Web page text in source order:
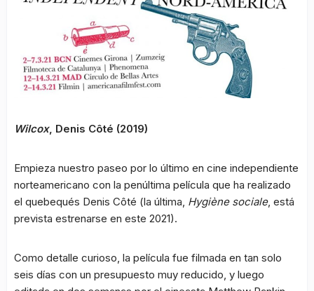
Wilcox, Denis Côté (2019)
Empieza nuestro paseo por lo último en cine independiente
norteamericano con la penúltima película que ha realizado
el quebequés Denis Côté (la última, Hygiène sociale, está
prevista estrenarse en este 2021).
Como detalle curioso, la película fue filmada en tan solo
seis días con un presupuesto muy reducido, y luego